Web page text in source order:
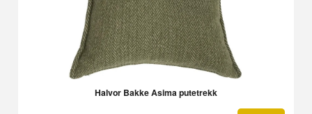
Halvor Bakke Asima putetrekk